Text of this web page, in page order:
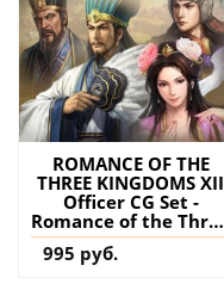
ROMANCE OF THE
THREE KINGDOMS XII
Officer CG Set -
Romance of the Three
Kingdoms XIV PS4
(Турция) купить
995 руб.